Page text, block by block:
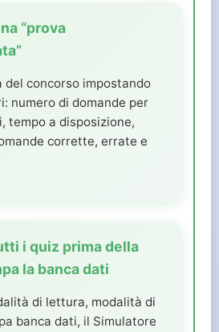
“prova
del concorso impostando
numero di domande per
tempo a disposizione,
corrette, errate e
i quiz prima della
la banca dati
di lettura, modalità di
banca dati, il Simulatore